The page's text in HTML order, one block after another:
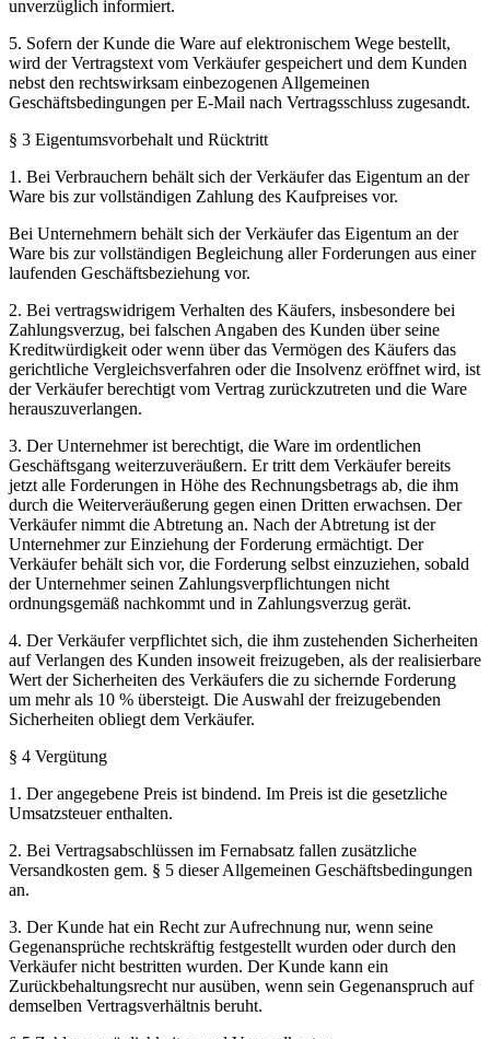
unverzüglich informiert.
5. Sofern der Kunde die Ware auf elektronischem Wege bestellt,
wird der Vertragstext vom Verkäufer gespeichert und dem Kunden
nebst den rechtswirksam einbezogenen Allgemeinen
Geschäftsbedingungen per E-Mail nach Vertragsschluss zugesandt.
§ 3 Eigentumsvorbehalt und Rücktritt
1. Bei Verbrauchern behält sich der Verkäufer das Eigentum an der
Ware bis zur vollständigen Zahlung des Kaufpreises vor.
Bei Unternehmern behält sich der Verkäufer das Eigentum an der
Ware bis zur vollständigen Begleichung aller Forderungen aus einer
laufenden Geschäftsbeziehung vor.
2. Bei vertragswidrigem Verhalten des Käufers, insbesondere bei
Zahlungsverzug, bei falschen Angaben des Kunden über seine
Kreditwürdigkeit oder wenn über das Vermögen des Käufers das
gerichtliche Vergleichsverfahren oder die Insolvenz eröffnet wird, ist
der Verkäufer berechtigt vom Vertrag zurückzutreten und die Ware
herauszuverlangen.
3. Der Unternehmer ist berechtigt, die Ware im ordentlichen
Geschäftsgang weiterzuveräußern. Er tritt dem Verkäufer bereits
jetzt alle Forderungen in Höhe des Rechnungsbetrags ab, die ihm
durch die Weiterveräußerung gegen einen Dritten erwachsen. Der
Verkäufer nimmt die Abtretung an. Nach der Abtretung ist der
Unternehmer zur Einziehung der Forderung ermächtigt. Der
Verkäufer behält sich vor, die Forderung selbst einzuziehen, sobald
der Unternehmer seinen Zahlungsverpflichtungen nicht
ordnungsgemäß nachkommt und in Zahlungsverzug gerät.
4. Der Verkäufer verpflichtet sich, die ihm zustehenden Sicherheiten
auf Verlangen des Kunden insoweit freizugeben, als der realisierbare
Wert der Sicherheiten des Verkäufers die zu sichernde Forderung
um mehr als 10 % übersteigt. Die Auswahl der freizugebenden
Sicherheiten obliegt dem Verkäufer.
§ 4 Vergütung
1. Der angegebene Preis ist bindend. Im Preis ist die gesetzliche
Umsatzsteuer enthalten.
2. Bei Vertragsabschlüssen im Fernabsatz fallen zusätzliche
Versandkosten gem. § 5 dieser Allgemeinen Geschäftsbedingungen
an.
3. Der Kunde hat ein Recht zur Aufrechnung nur, wenn seine
Gegenansprüche rechtskräftig festgestellt wurden oder durch den
Verkäufer nicht bestritten wurden. Der Kunde kann ein
Zurückbehaltungsrecht nur ausüben, wenn sein Gegenanspruch auf
demselben Vertragsverhältnis beruht.